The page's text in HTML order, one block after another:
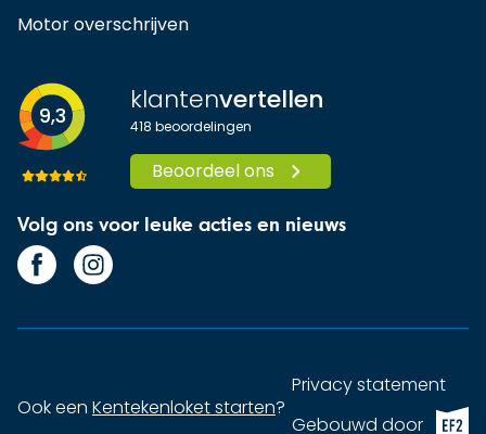
Motor overschrijven
9,3 klantenvertellen
418 beoordelingen
Beoordeel ons
Volg ons voor leuke acties en nieuws
Ook een Kentekenloket starten?
Privacy statement
Gebouwd doorEF2